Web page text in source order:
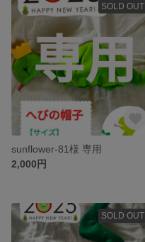
SOLD OUT
sunflower-81様 専用
2,000円
SOLD OUT